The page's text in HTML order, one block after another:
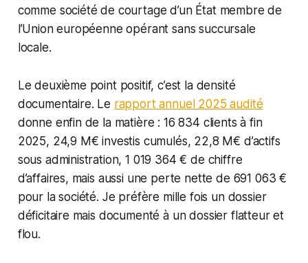
comme société de courtage d’un État membre de
l’Union européenne opérant sans succursale
locale.
Le deuxième point positif, c’est la densité
documentaire. Le rapport annuel 2025 audité
donne enfin de la matière : 16 834 clients à fin
2025, 24,9 M€ investis cumulés, 22,8 M€ d’actifs
sous administration, 1 019 364 € de chiffre
d’affaires, mais aussi une perte nette de 691 063 €
pour la société. Je préfère mille fois un dossier
déficitaire mais documenté à un dossier flatteur et
flou.